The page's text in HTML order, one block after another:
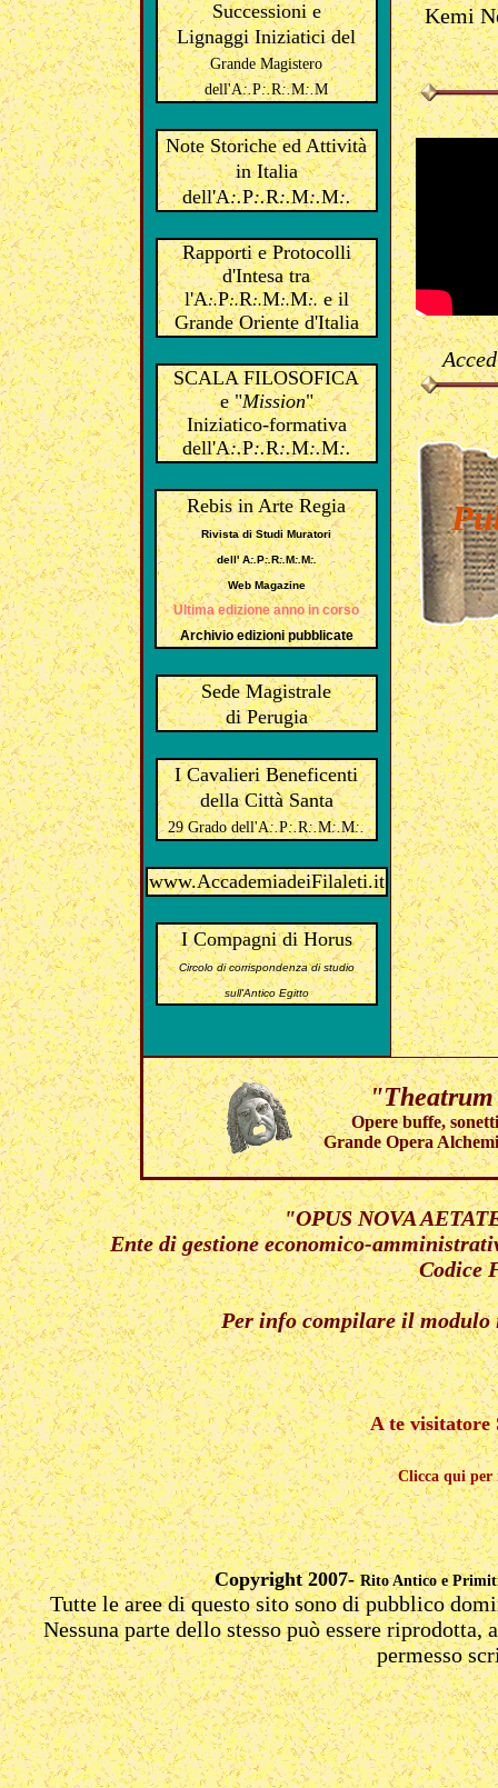
Successioni e
Lignaggi Iniziatici del
Grande Magistero
dell'A:.P:.R:.M:.M
Note Storiche ed Attività
in Italia
dell'A:.P:.R:.M:.M:.
Rapporti e Protocolli
d'Intesa tra
l'A:.P:.R:.M:.M:.e il
Grande Oriente d'Italia
SCALA FILOSOFICA
e "Mission"
Iniziatico-formativa
dell'A:.P:.R:.M:.M:.
Rebis in Arte Regia
Rivista di Studi Muratori
dell'A:.P:.R:.M:.M:.
Web Magazine
Ultima edizione anno in corso
Archivio edizioni pubblicate
Sede Magistrale
di Perugia
I Cavalieri Beneficenti
della Città Santa
29 Grado dell'A:.P:.R:.M:.M:.
www.AccademiadeiFilaleti.it
I Compagni di Horus
Circolo di corrispondenza di studio
sull'Antico Egitto
Kemi
Opere buffe,
Grande Opera
"OPUS NOVA
Ente di gestione economico-
Codice
Per info compilare il
A te visitatore
Clicca qui per
Copyright 2007-Rito Antico e
Tutte le aree di questo sito sono di pubblico
Nessuna parte dello stesso può essere
permesso